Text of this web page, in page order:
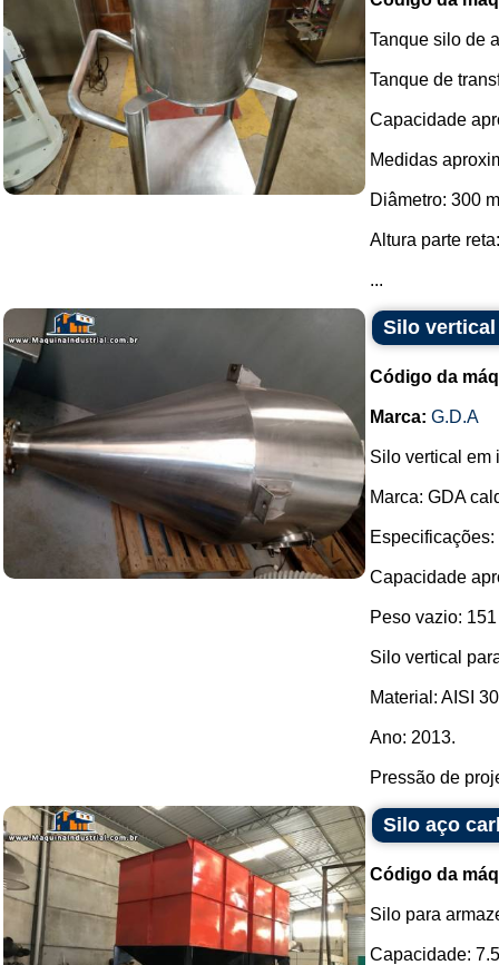
Tanque silo de
Tanque de
Capacidade
Medidas
Diâmetro: 300
Altura parte
...
Silo
Código da
Marca: G.D.A
Silo vertical em
Marca: GDA
Especificações:
Capacidade
Peso vazio:
Silo vertical
Material: AISI
Ano: 2013.
Pressão de
Silo aço
Código da
Silo para
Capacidade: